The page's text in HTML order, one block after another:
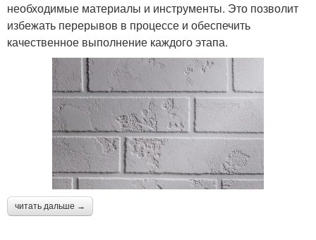
необходимые материалы и инструменты. Это позволит
избежать перерывов в процессе и обеспечить
качественное выполнение каждого этапа.
читать дальше →